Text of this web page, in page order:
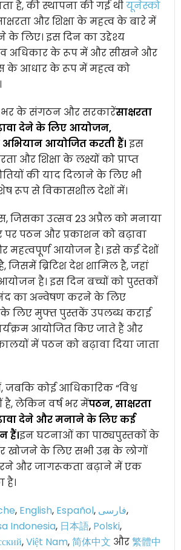
है, की स्थापना की गई थीयूनेस्को
और शिक्षा के महत्व के बारे में
लिए। इस दिन का उद्देश्य
अधिकार के रूप में और सीखने और
के आधार के रूप में महत्व को
भर के संगठन और सरकारेंसाक्षरता
देने के लिए आयोजन,
आयोजित करती हैं। इस
और शिक्षा के लक्ष्यों को प्राप्त
की याद दिलाने के लिए भी
रूप से विकासशील देशों में।
जिसका उत्सव 23 अप्रैल को मनाया
पर पठन और प्रकाशन को बढ़ावा
महत्वपूर्ण आयोजन है। इसे कई देशों
जिसमें ब्रिटिश देश शामिल है, जहां
है। इस दिन बच्चों को पुस्तकों
का अन्वेषण करने के लिए
के लिए मुफ्त पुस्तकें उपलब्ध कराई
आयोजित किए जाते हैं और
में पठन को बढ़ावा दिया जाता
जबकि कोई आधिकारिक “विश्व
है, लेकिन वर्ष भर मेंपठन, साक्षरता
देने और मनाने के लिए कई
हैं।इन घटनाओं का पाठ्यपुस्तकों के
खोजने के लिए सभी उम्र के लोगों
करने और जागरूकता बढ़ाने में एक
है।
, English, Español, فارسی,
Indonesia, 日本語, Polski,
,Việt Nam,简体中文 और繁體中